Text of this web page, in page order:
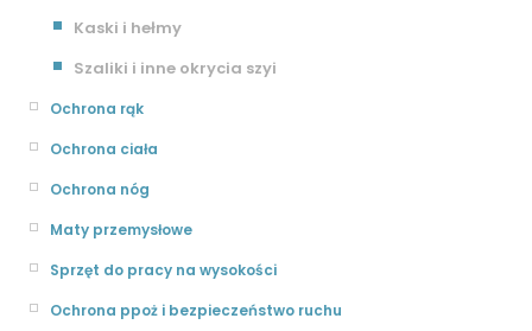
Kaski i hełmy
Szaliki i inne okrycia szyi
Ochrona rąk
Ochrona ciała
Ochrona nóg
Maty przemysłowe
Sprzęt do pracy na wysokości
Ochrona ppoż i bezpieczeństwo ruchu